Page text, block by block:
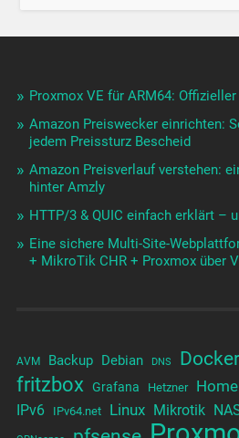
Proxmox VE für ARM64:
Amazon Preiswecker einrichten:
jedem Preissturz Bescheid
Amazon Preisverlauf verstehen:
hinter Amzly
HTTP/3 & QUIC einfach erklärt –
Eine sichere Multi-Site-
+ MikroTik CHR + Proxmox über
AVM Backup Debian DNS Docker
fritzbox Grafana Hetzner
IPv6 IPv64.net Linux Mikrotik